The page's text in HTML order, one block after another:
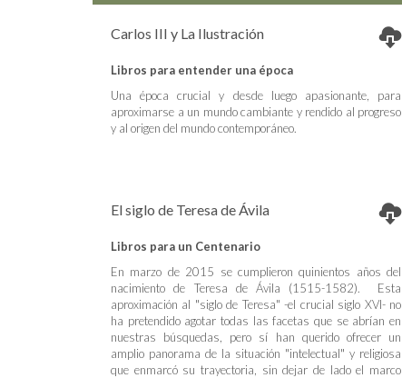
Carlos III y La Ilustración
Libros para entender una época
Una época crucial y desde luego apasionante, para
aproximarse a un mundo cambiante y rendido al progreso
y al origen del mundo contemporáneo.
El siglo de Teresa de Ávila
Libros para un Centenario
En marzo de 2015 se cumplieron quinientos años del
nacimiento de Teresa de Ávila (1515-1582). Esta
aproximación al "siglo de Teresa" -el crucial siglo XVI- no
ha pretendido agotar todas las facetas que se abrían en
nuestras búsquedas, pero sí han querido ofrecer un
amplio panorama de la situación "intelectual" y religiosa
que enmarcó su trayectoria, sin dejar de lado el marco